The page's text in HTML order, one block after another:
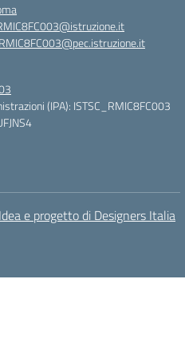
RMIC8FC003@pec.istruzione.it
(IPA): ISTSC_RMIC8FC003
Idea e progetto di Designers Italia